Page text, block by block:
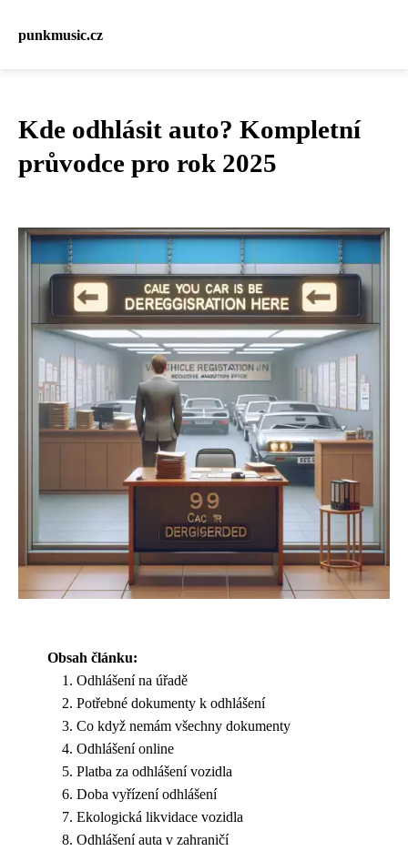
punkmusic.cz
Kde odhlásit auto? Kompletní
průvodce pro rok 2025
Obsah článku:
Odhlášení na úřadě
Potřebné dokumenty k odhlášení
Co když nemám všechny dokumenty
Odhlášení online
Platba za odhlášení vozidla
Doba vyřízení odhlášení
Ekologická likvidace vozidla
Odhlášení auta v zahraničí